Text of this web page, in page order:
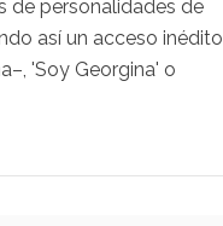
de personalidades de
así un acceso inédito
'Soy Georgina' o